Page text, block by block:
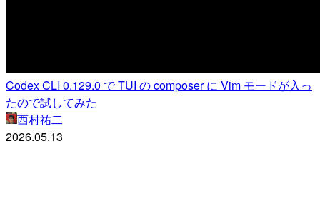
Codex CLI 0.129.0 で TUI の composer に Vim モードが入っ
たので試してみた
西村祐二
2026.05.13